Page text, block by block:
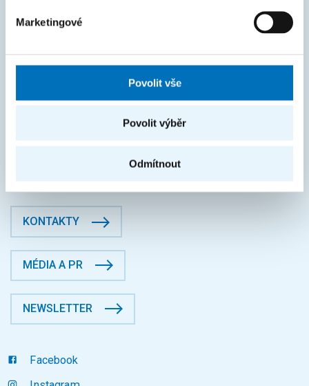
Marketingové
Povolit vše
Povolit výběr
Odmítnout
Život na FIT
DIČ: CZ68407700
České vysoké učení technické v Praze
Fakulta informačních technologií
KONTAKTY
MÉDIA A PR
NEWSLETTER
Facebook